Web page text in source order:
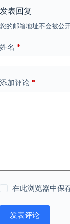
发表回复
您的邮箱地址不会被公开
姓名 *
添加评论 *
在此浏览器中保
发表评论